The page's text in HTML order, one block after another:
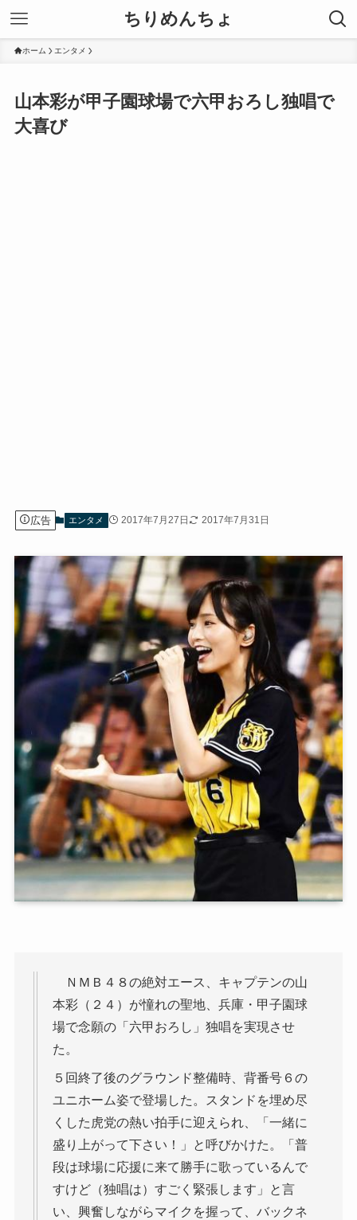
ちりめんちょ
ホーム エンタメ
山本彩が甲子園球場で六甲おろし独唱で
大喜び
広告 エンタメ 2017年7月27日 2017年7月31日
ＮＭＢ４８の絶対エース、キャプテンの山
本彩（２４）が憧れの聖地、兵庫・甲子園球
場で念願の「六甲おろし」独唱を実現させ
た。
５回終了後のグラウンド整備時、背番号６の
ユニホーム姿で登場した。スタンドを埋め尽
くした虎党の熱い拍手に迎えられ、「一緒に
盛り上がって下さい！」と呼びかけた。「普
段は球場に応援に来て勝手に歌っているんで
すけど（独唱は）すごく緊張します」と言
い、興奮しながらマイクを握って、バックネ